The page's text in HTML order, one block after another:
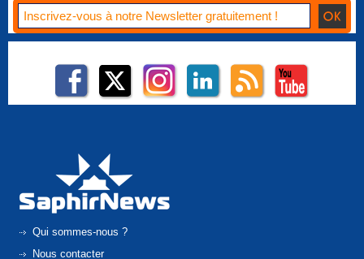
Qui sommes-nous ?
Nous contacter